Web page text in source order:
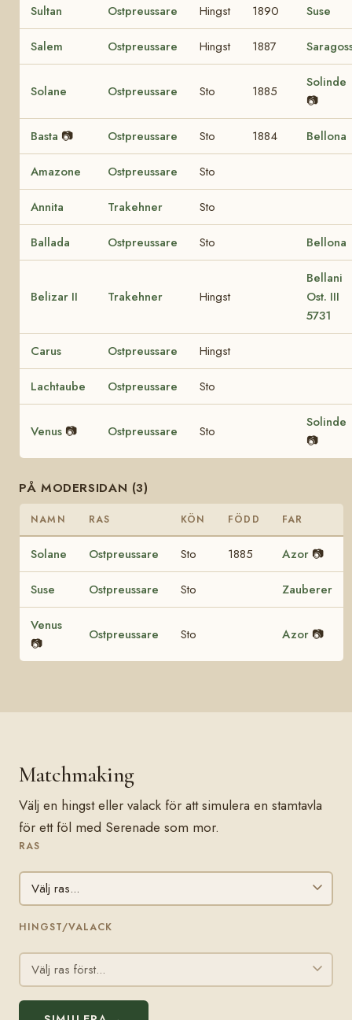
Sultan Ostpreussare Hingst 1890 Suse
Salem Ostpreussare Hingst 1887
Solane Ostpreussare Sto 1885
Solinde
📷
Basta 📷 Ostpreussare Sto 1884 Bellona
Amazone Ostpreussare Sto
Annita Trakehner Sto
Ballada Ostpreussare Sto Bellona
Belizar II Trakehner Hingst
Bellani
Ost. III
5731
Carus Ostpreussare Hingst
Lachtaube Ostpreussare Sto
Venus 📷 Ostpreussare Sto
Solinde
📷
PÅ MODERSIDAN (3)
NAMN RAS KÖN FÖDD FAR
Solane Ostpreussare Sto 1885 Azor 📷
Suse Ostpreussare Sto Zauberer
Venus
📷
Ostpreussare Sto Azor 📷
Matchmaking
Välj en hingst eller valack för att simulera en stamtavla
för ett föl med Serenade som mor.
RAS
HINGST/VALACK